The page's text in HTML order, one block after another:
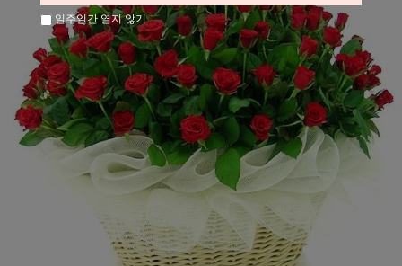
일주일간 열지 않기